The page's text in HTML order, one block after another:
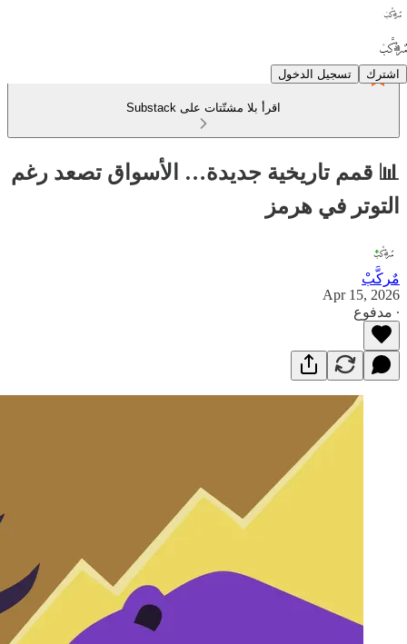
اشترك تسجيل الدخول
اقرأ بلا مشتّتات على Substack
📊 قمم تاريخية جديدة… الأسواق تصعد رغم
التوتر في هرمز
مٌركَّبْ
Apr 15, 2026
∙ مدفوع